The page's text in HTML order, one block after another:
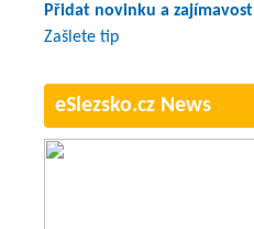
Přidat novinku a zajímavost
Zašlete tip
eSlezsko.cz News